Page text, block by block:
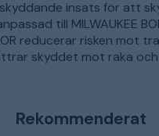
insats för att
till MILWAUKEE
reducerar risken mot
skyddet mot raka
Rekommenderat